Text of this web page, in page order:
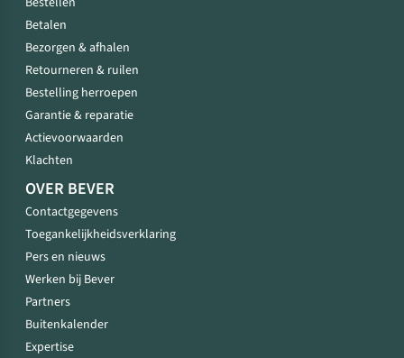
Betalen
Bezorgen & afhalen
Retourneren & ruilen
Bestelling herroepen
Garantie & reparatie
Actievoorwaarden
Klachten
OVER BEVER
Contactgegevens
Toegankelijkheidsverklaring
Pers en nieuws
Werken bij Bever
Partners
Buitenkalender
Expertise